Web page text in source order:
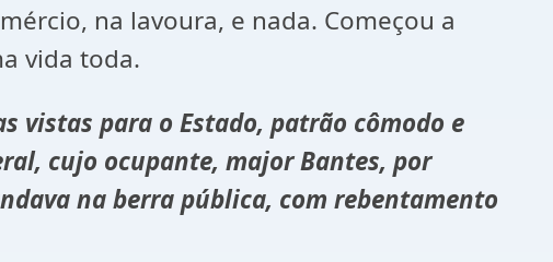
na lavoura, e nada. Começou a
vida toda.
vistas para o Estado, patrão cômodo e
cujo ocupante, major Bantes, por
na berra pública, com rebentamento